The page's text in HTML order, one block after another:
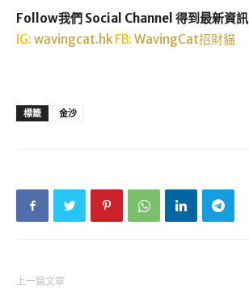
Follow我們 Social Channel 得到最新資訊
IG: wavingcat.hk FB: WavingCat招財貓
標籤 金沙
上一篇文章